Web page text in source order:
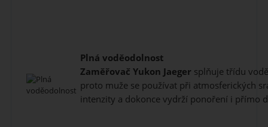
Plná voděodolnost
Zaměřovač Yukon Jaeger splňuje třídu
proto muže se používat při atmosferických
intenzity a dokonce vydrží ponoření i přímo